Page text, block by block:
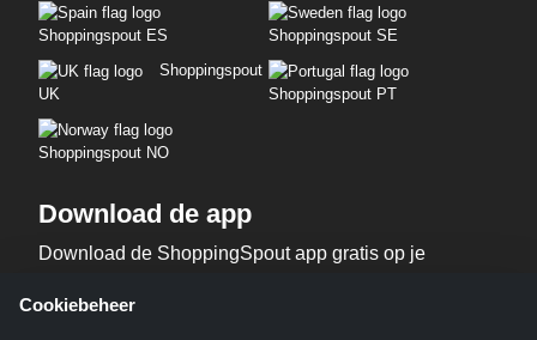
Shoppingspout ES
Shoppingspout SE
Shoppingspout
UK
Shoppingspout PT
Shoppingspout NO
Download de app
Download de ShoppingSpout app gratis op je
Cookiebeheer